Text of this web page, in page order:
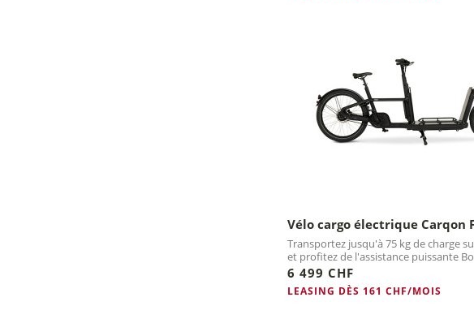
Vélo cargo électrique Carqon
Transportez jusqu'à 75 kg de charge
et profitez de l'assistance puissante
Line !
6 499 CHF
LEASING DÈS 161 CHF/MOIS